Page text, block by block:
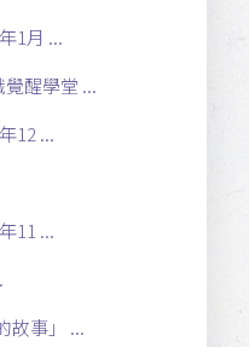
1月 ...
醒學堂 ...
12 ...
11 ...
故事」 ...